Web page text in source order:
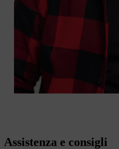
Assistenza e consigli